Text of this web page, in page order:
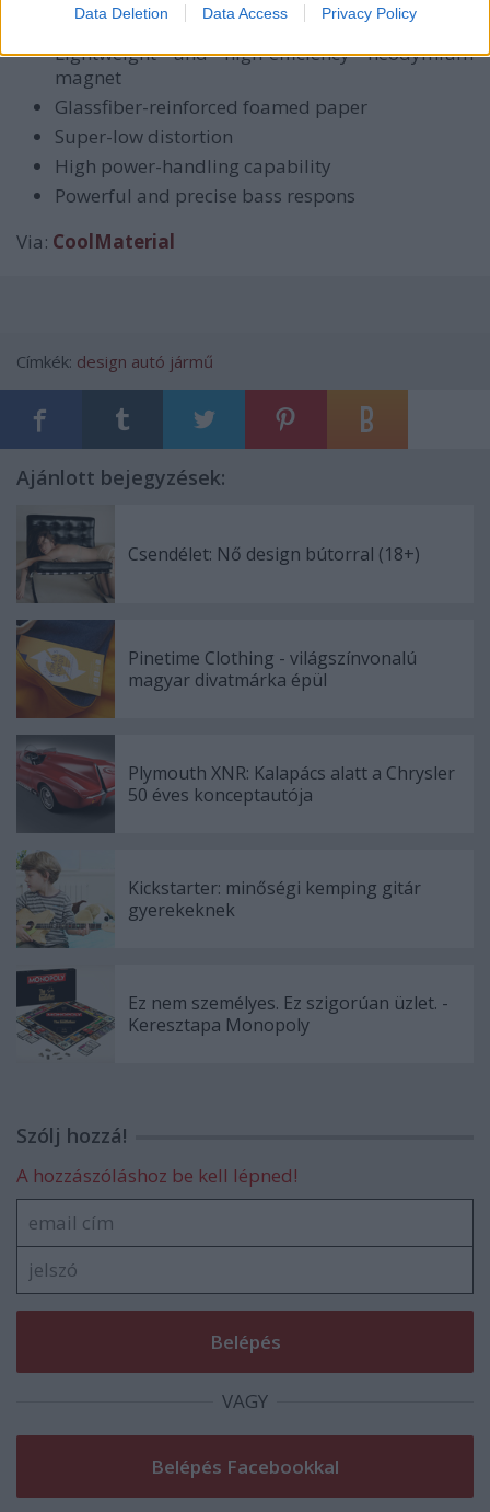
Data Deletion Data Access Privacy Policy
20-cm with dual-voice coils
Lightweight and high-efficiency neodymium
magnet
Glassfiber-reinforced foamed paper
Super-low distortion
High power-handling capability
Powerful and precise bass respons
Via: CoolMaterial
Címkék: design autó jármű
Ajánlott bejegyzések:
Csendélet: Nő design bútorral (18+)
Pinetime Clothing - világszínvonalú
magyar divatmárka épül
Plymouth XNR: Kalapács alatt a Chrysler
50 éves konceptautója
Kickstarter: minőségi kemping gitár
gyerekeknek
Ez nem személyes. Ez szigorúan üzlet. -
Keresztapa Monopoly
Szólj hozzá!
A hozzászóláshoz be kell lépned!
VAGY